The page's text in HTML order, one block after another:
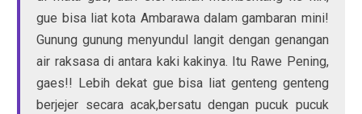
gue bisa liat kota Ambarawa dalam gambaran mini!
Gunung gunung menyundul langit dengan genangan
air raksasa di antara kaki kakinya. Itu Rawe Pening,
gaes!! Lebih dekat gue bisa liat genteng genteng
berjejer secara acak,bersatu dengan pucuk pucuk